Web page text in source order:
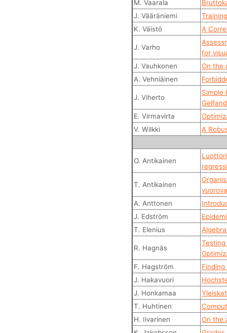
M. Vaarala
J. Vääräniemi
K. Väistö
A
J. Varho
for
J. Vauhkonen
On the
A. Vehniäinen
J. Viherto
Simple
E. Virmavirta
V. Wilkki
A
O. Antikainen
T. Antikainen
A. Anttonen
J. Edström
T. Elenius
R. Hagnäs
F. Hagström
J. Hakavuori
J. Honkamaa
T. Huhtinen
H. Iivarinen
On the